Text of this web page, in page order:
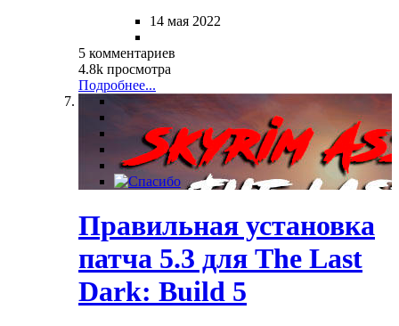
14 мая 2022
5 комментариев
4.8k просмотра
Подробнее...
Правильная установка
патча 5.3 для The Last
Dark: Build 5